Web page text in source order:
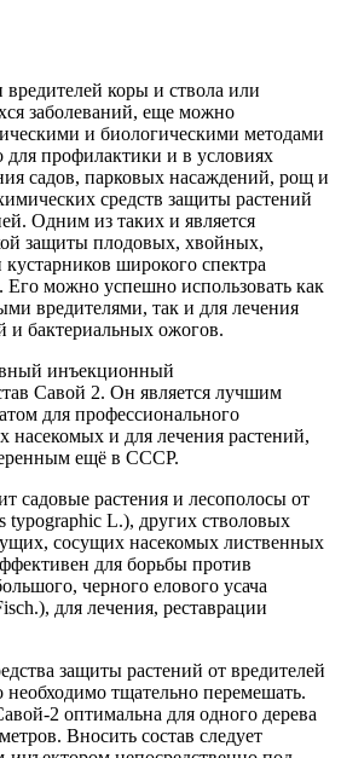
коры и ствола или
заболеваний, еще можно
и биологическими методами
профилактики и в условиях
садов, парковых насаждений, рощ и
средств защиты растений
Одним из таких и является
защиты плодовых, хвойных,
широкого спектра
можно успешно использовать как
вредителями, так и для лечения
и бактериальных ожогов.
инъекционный
Савой 2. Он является лучшим
для профессионального
насекомых и для лечения растений,
ещё в СССР.
садовые растения и лесополосы от
typographic L.), других стволовых
сосущих насекомых лиственных
для борьбы против
черного елового усача
для лечения, реставрации
защиты растений от вредителей
необходимо тщательно перемешать.
2 оптимальна для одного дерева
Вносить состав следует